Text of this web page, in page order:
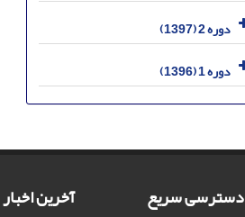
دوره 2 (1397)
دوره 1 (1396)
دسترسی سریع آخرین اخبار